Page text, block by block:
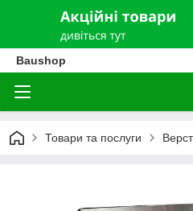
Baushop
Товари та послуги